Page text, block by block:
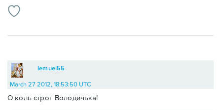
lemuel55
March 27 2012, 18:53:50 UTC
О коль строг Володичька!